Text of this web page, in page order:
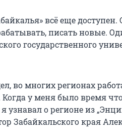
всё еще доступен.
писать новые.
государственного
во многих регионах
у меня было время
узнавал о регионе из
Забайкальского края